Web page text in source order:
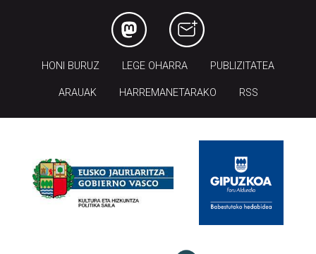
HONI BURUZ LEGE OHARRA PUBLIZITATEA
ARAUAK HARREMANETARAKO RSS